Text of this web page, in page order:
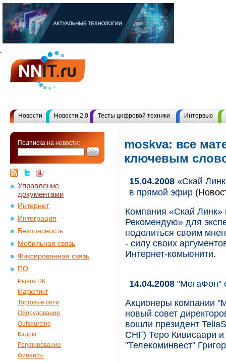
Новости Новости 2.0 Тесты цифровой техники Интервью
Подписка на новости:
Управление
документами
Интернет
Интеграция
Безопасность
Мобильная связь
Фиксированная связь
ПО
Рынок ПК
Маркетинг
Торговые сети
Оборудование
Outsourcing
Кадры
Регулирование
Финансы
moskva: все
ключевым
15.04.2008 «Скай
в прямой эфир
Компания «Скай Линк»
Рекомендую» для
поделиться своим
- силу своих
Интернет-комьюнити.
14.04.2008 "МегаФон"
Акционеры компании
новый совет
вошли президент
СНГ) Теро Кивисаари и
"Телекоминвест"